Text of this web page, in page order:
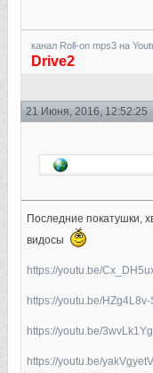
канал Roll-on mps3 на
Drive2
21 Июня, 2016, 12:52:25
Последние покатушки,
видосы
https://youtu.be/
https://youtu.be/HZg4L8v-
https://youtu.be/
https://youtu.be/